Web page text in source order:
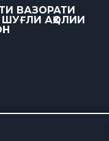
ВАЗОРАТИ
ШУҒЛИ АҲОЛИИ